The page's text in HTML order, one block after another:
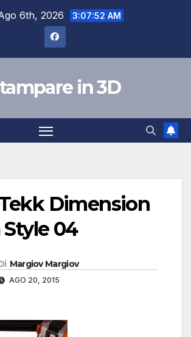
6th, 2026 3:07:53 AM
in 3D
Dimension
Style 04
Margiov Margiov
AGO 20, 2015